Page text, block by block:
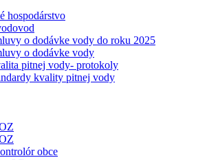
hospodárstvo
o dodávke vody do roku 2025
o dodávke vody
pitnej vody- protokoly
kvality pitnej vody
obce